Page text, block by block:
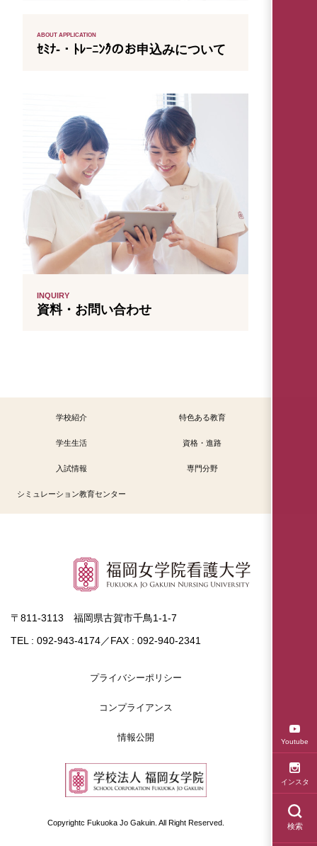
Youtube
インスタ
検索
ABOUT APPLICATION
ｾﾐﾅ-・ﾄﾚｰﾆﾝｸ゙のお申込みについて
INQUIRY
資料・お問い合わせ
学校紹介 特色ある教育
学生生活 資格・進路
入試情報 専門分野
シミュレーション教育センター
〒811-3113 福岡県古賀市千鳥1-1-7
TEL : 092-943-4174／FAX : 092-940-2341
プライバシーポリシー
コンプライアンス
情報公開
Copyrightc Fukuoka Jo Gakuin. All Right Reserved.